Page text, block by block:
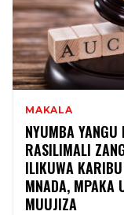
MAKALA
NYUMBA
RASILIMALI
ILIKUWA
MNADA, MPAKA
MUUJIZA